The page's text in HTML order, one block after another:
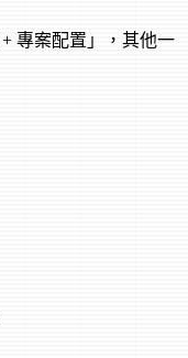
+ 專案配置」，其他一